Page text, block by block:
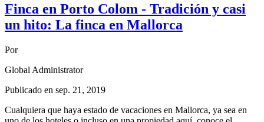
Finca en Porto Colom - Tradición y casi
un hito: La finca en Mallorca
Por
Global Administrator
Publicado en sep. 21, 2019
Cualquiera que haya estado de vacaciones en Mallorca, ya sea en